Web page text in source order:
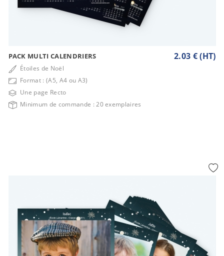
PACK MULTI CALENDRIERS
Étoiles de Noël
Format : (A5, A4 ou A3)
Une page Recto
Minimum de commande : 20 exemplaires
2.03 € (HT)